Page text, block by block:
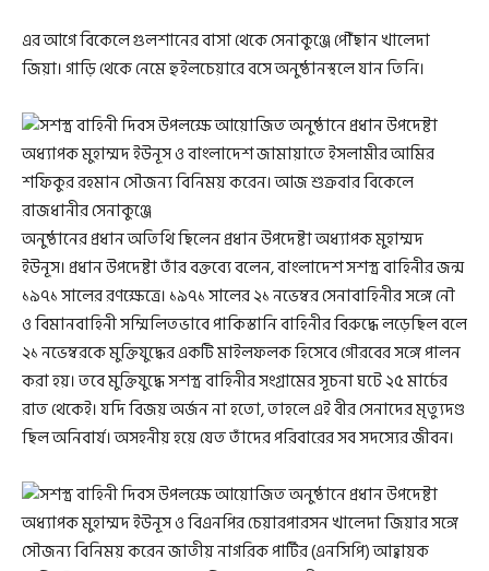
এর আগে বিকেলে গুলশানের বাসা থেকে সেনাকুঞ্জে পৌঁছান খালেদা
জিয়া। গাড়ি থেকে নেমে হুইলচেয়ারে বসে অনুষ্ঠানস্থলে যান তিনি।
অনুষ্ঠানের প্রধান অতিথি ছিলেন প্রধান উপদেষ্টা অধ্যাপক মুহাম্মদ
ইউনূস। প্রধান উপদেষ্টা তাঁর বক্তব্যে বলেন, বাংলাদেশ সশস্ত্র বাহিনীর জন্ম
১৯৭১ সালের রণক্ষেত্রে। ১৯৭১ সালের ২১ নভেম্বর সেনাবাহিনীর সঙ্গে নৌ
ও বিমানবাহিনী সম্মিলিতভাবে পাকিস্তানি বাহিনীর বিরুদ্ধে লড়েছিল বলে
২১ নভেম্বরকে মুক্তিযুদ্ধের একটি মাইলফলক হিসেবে গৌরবের সঙ্গে পালন
করা হয়। তবে মুক্তিযুদ্ধে সশস্ত্র বাহিনীর সংগ্রামের সূচনা ঘটে ২৫ মার্চের
রাত থেকেই। যদি বিজয় অর্জন না হতো, তাহলে এই বীর সেনাদের মৃত্যুদণ্ড
ছিল অনিবার্য। অসহনীয় হয়ে যেত তাঁদের পরিবারের সব সদস্যের জীবন।